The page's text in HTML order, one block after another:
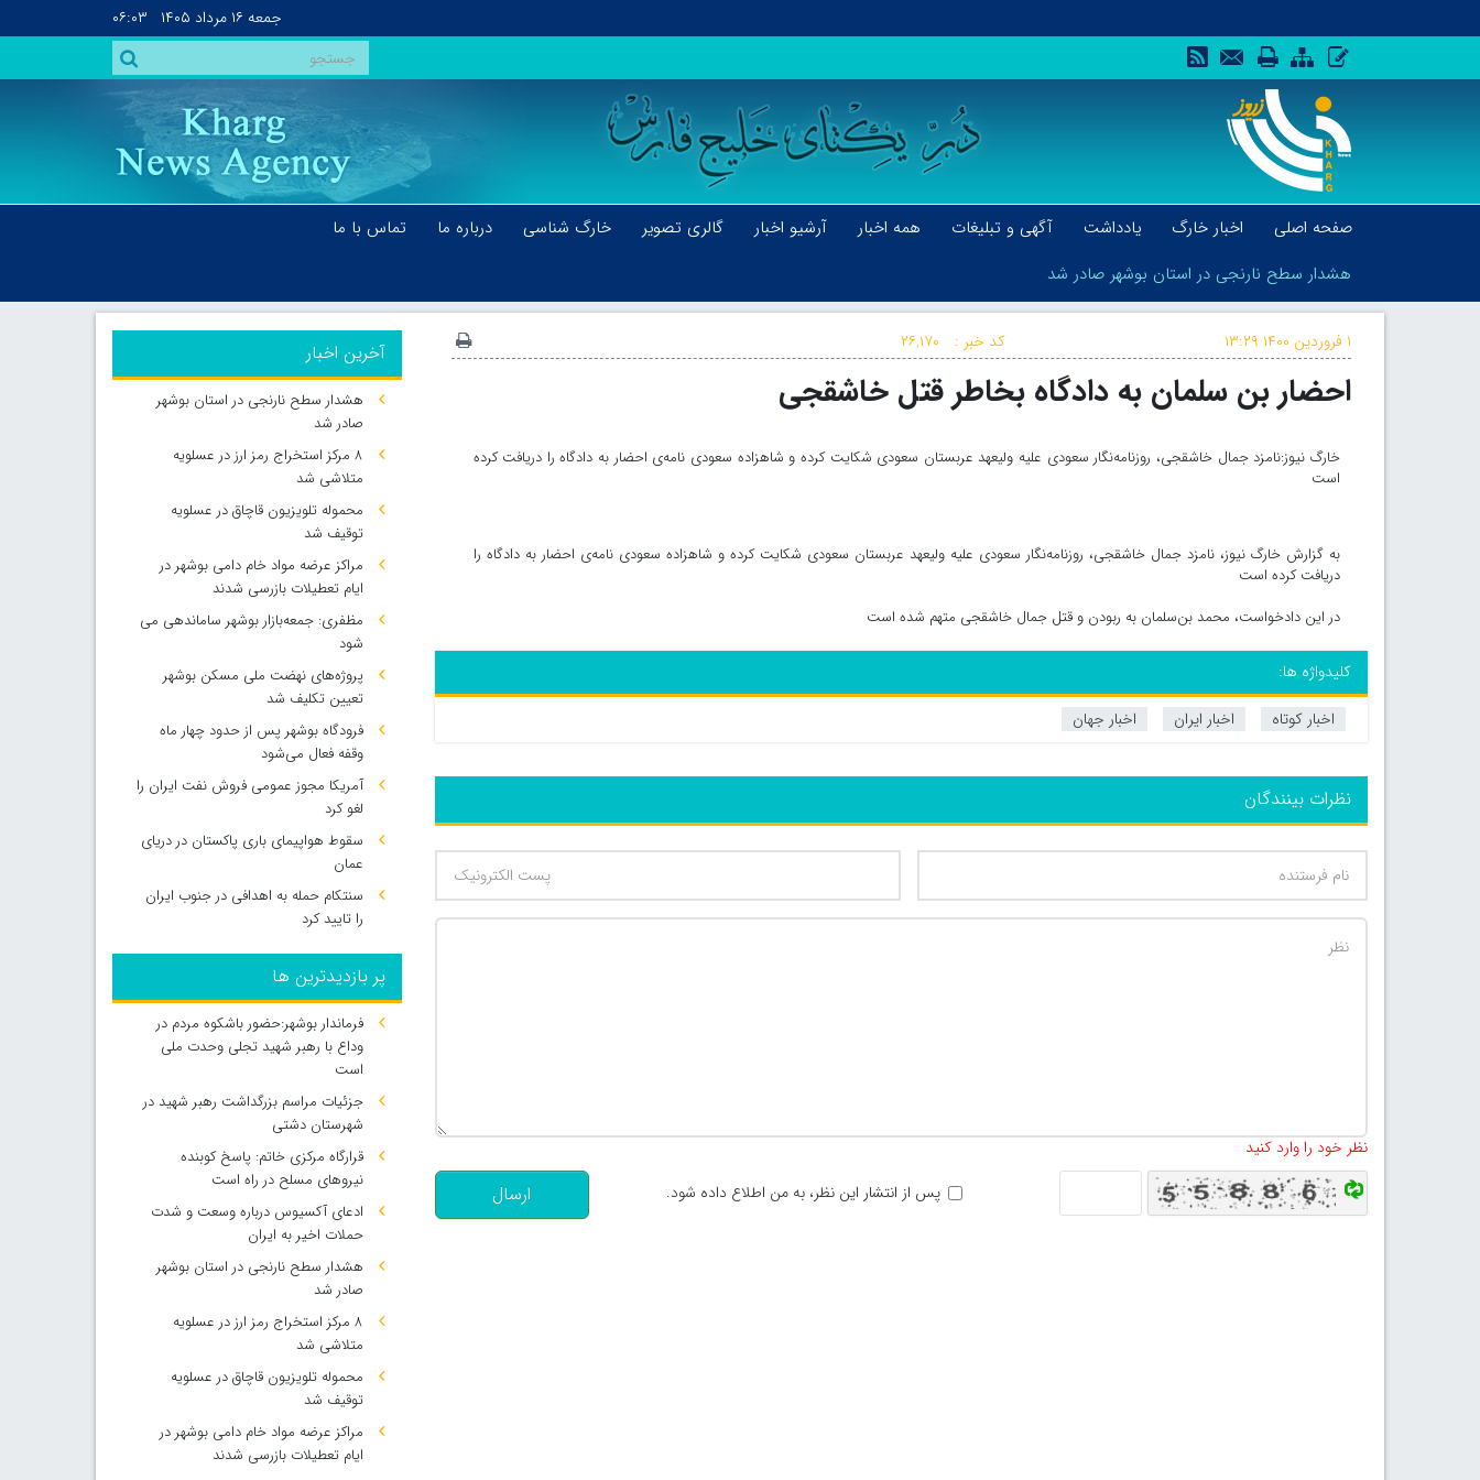
جمعه ۱۶ مرداد ۱۴۰۵ ۰۶:۰۳
صفحه اصلی اخبار خارگ یادداشت آگهی و تبلیغات همه اخبار آرشیو اخبار گالری تصویر خارگ شناسی درباره ما
تماس با ما
هشدار سطح نارنجی در استان بوشهر صادر شد
هشدار سطح نارنجی در استان بوشهر صادر شد
کد خبر : ۲۶,۱۷۰ ۱ فروردین ۱۴۰۰ ۱۳:۲۹
احضار بن سلمان به دادگاه بخاطر قتل خاشقجی
خارگ نیوز:نامزد جمال خاشقجی، روزنامه‌نگار سعودی علیه ولیعهد عربستان سعودی شکایت کرده و شاهزاده سعودی نامه‌ی احضار به دادگاه را دریافت کرده
است
به گزارش خارگ نیوز، نامزد جمال خاشقجی، روزنامه‌نگار سعودی علیه ولیعهد عربستان سعودی شکایت کرده و شاهزاده سعودی نامه‌ی احضار به دادگاه را
دریافت کرده است
در این دادخواست، محمد بن‌سلمان به ربودن و قتل جمال خاشقجی متهم شده است
کلیدواژه ها:
اخبار کوتاه
اخبار ایران اخبار جهان
نظرات بینندگان
نظر خود را وارد کنید
پس از انتشار این نظر، به من اطلاع داده شود.
ارسال
آخرین اخبار
هشدار سطح نارنجی در استان بوشهر
صادر شد
۸ مرکز استخراج رمز ارز در عسلویه
متلاشی شد
محموله تلویزیون قاچاق در عسلویه
توقیف شد
مراکز عرضه مواد خام دامی بوشهر در
ایام تعطیلات بازرسی شدند
مظفری: جمعه‌بازار بوشهر ساماندهی می‌
شود
پروژه‌های نهضت ملی مسکن بوشهر
تعیین تکلیف شد
فرودگاه بوشهر پس از حدود چهار ماه
وقفه فعال می‌شود
آمریکا مجوز عمومی فروش نفت ایران را
لغو کرد
سقوط هواپیمای باری پاکستان در دریای
عمان
سنتکام حمله به اهدافی در جنوب ایران
را تایید کرد
پر بازدیدترین ها
فرماندار بوشهر:حضور باشکوه مردم در
وداع با رهبر شهید تجلی وحدت ملی
است
جزئیات مراسم بزرگداشت رهبر شهید در
شهرستان دشتی
قرارگاه مرکزی خاتم: پاسخ کوبنده
نیروهای مسلح در راه است
ادعای آکسیوس درباره وسعت و شدت
حملات اخیر به ایران
هشدار سطح نارنجی در استان بوشهر
صادر شد
۸ مرکز استخراج رمز ارز در عسلویه
متلاشی شد
محموله تلویزیون قاچاق در عسلویه
توقیف شد
مراکز عرضه مواد خام دامی بوشهر در
ایام تعطیلات بازرسی شدند